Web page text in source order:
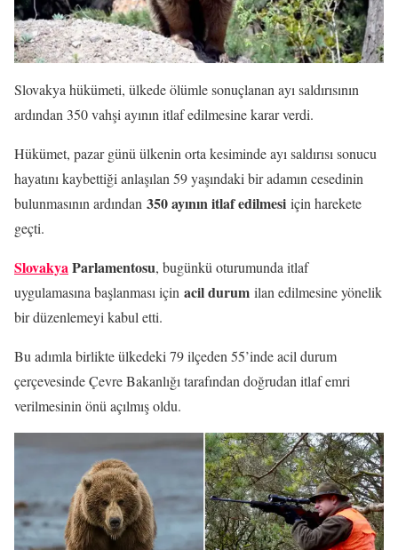
Slovakya hükümeti, ülkede ölümle sonuçlanan ayı saldırısının
ardından 350 vahşi ayının itlaf edilmesine karar verdi.
Hükümet, pazar günü ülkenin orta kesiminde ayı saldırısı sonucu
hayatını kaybettiği anlaşılan 59 yaşındaki bir adamın cesedinin
bulunmasının ardından 350 ayının itlaf edilmesi için harekete
geçti.
SlovakyaParlamentosu, bugünkü oturumunda itlaf
uygulamasına başlanması için acil durum ilan edilmesine yönelik
bir düzenlemeyi kabul etti.
Bu adımla birlikte ülkedeki 79 ilçeden 55’inde acil durum
çerçevesinde Çevre Bakanlığı tarafından doğrudan itlaf emri
verilmesinin önü açılmış oldu.